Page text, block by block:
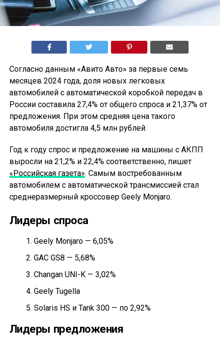
Согласно данным «Авито Авто» за первые семь
месяцев 2024 года, доля новых легковых
автомобилей с автоматической коробкой передач в
России составила 27,4% от общего спроса и 21,37% от
предложения. При этом средняя цена такого
автомобиля достигла 4,5 млн рублей.
Год к году спрос и предложение на машины с АКПП
выросли на 21,2% и 22,4% соответственно, пишет
«Российская газета». Самым востребованным
автомобилем с автоматической трансмиссией стал
среднеразмерный кроссовер Geely Monjaro.
Лидеры спроса
Geely Monjaro — 6,05%
GAC GS8 — 5,68%
Changan UNI-K — 3,02%
Geely Tugella
Solaris HS и Tank 300 — по 2,92%
Лидеры предложения